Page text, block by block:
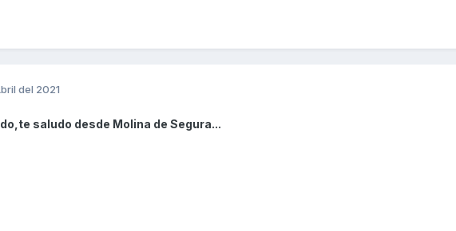
del 2021
saludo desde Molina de Segura...